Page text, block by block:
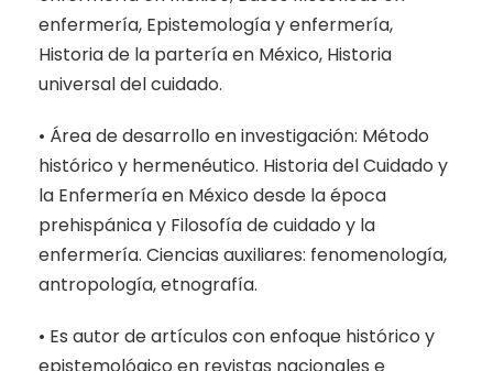
enfermería, Epistemología y enfermería,
Historia de la partería en México, Historia
universal del cuidado.
• Área de desarrollo en investigación: Método
histórico y hermenéutico. Historia del Cuidado y
la Enfermería en México desde la época
prehispánica y Filosofía de cuidado y la
enfermería. Ciencias auxiliares: fenomenología,
antropología, etnografía.
• Es autor de artículos con enfoque histórico y
epistemológico en revistas nacionales e